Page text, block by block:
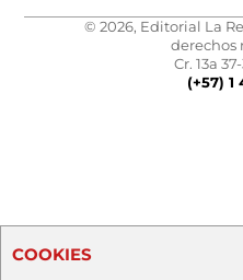
© 2026, Editorial La
derechos
Cr. 13a
(+57) 1
COOKIES